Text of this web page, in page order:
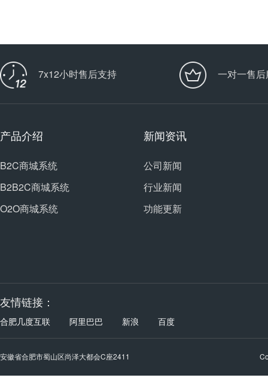
7x12小时售后支持 一对一售
产品介绍
B2C商城系统
B2B2C商城系统
O2O商城系统
新闻资讯
公司新闻
行业新闻
功能更新
友情链接：
合肥几度互联 阿里巴巴 新浪 百度
安徽省合肥市蜀山区尚泽大都会C座2411